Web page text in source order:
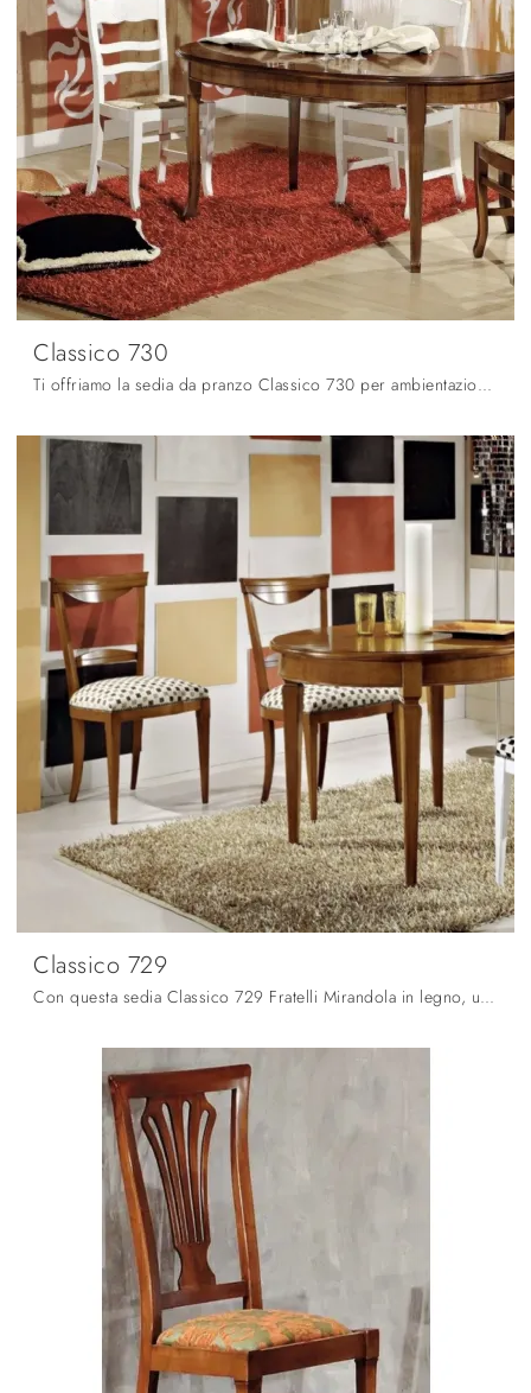
Classico 730
Ti offriamo la sedia da pranzo Classico 730 per ambientazioni classiche, tra le più belle Sedie fisse di Fratelli Mirandola.
Classico 729
Con questa sedia Classico 729 Fratelli Mirandola in legno, una tra le nostre sedute fisse classiche, potrai impreziosire i tuoi locali.